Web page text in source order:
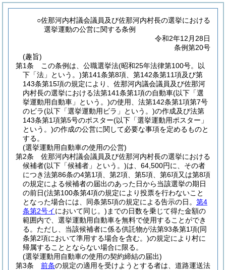
○佐那河内村議会議員及び佐那河内村長の選挙における
選挙運動の公営に関する条例
令和2年12月28日
条例第20号
(趣旨)
第1条
この条例は、公職選挙法(昭和25年法律第100号。以
下「法」という。)第141条第8項、第142条第11項及び第
143条第15項の規定により、佐那河内議会議員及び佐那河
内村長の選挙における法第141条第1項の自動車(以下「選
挙運動用自動車」という。)の使用、法第142条第1項第7号
のビラ(以下「選挙運動用ビラ」という。)の作成及び法第
143条第1項第5号のポスター(以下「選挙運動用ポスター」
という。)の作成の公営に関して必要な事項を定めるものと
する。
(選挙運動用自動車の使用の公営)
第2条
佐那河内村議会議員及び佐那河内村長の選挙における
候補者(以下「候補者」という。)は、64,500円に、その者
につき法第86条の4第1項、第2項、第5項、第6項又は第8項
の規定による候補者の届出のあった日から当該選挙の期日
の前日(法第100条第4項の規定により投票を行わないこと
となった場合には、同条第5項の規定による告示の日。 第4
条第2号イにおいて同じ。) までの日数を乗じて得た金額の
範囲内で、選挙運動用自動車を無料で使用することができ
る。 ただし、当該候補者に係る供託物が法第93条第1項(同
条第2項において準用する場合を含む。)の規定により村に
帰属することとならない場合に限る。
(選挙運動用自動車の使用の契約締結の届出)
第3条
前条の規定の適用を受けようとする者は、道路運送法